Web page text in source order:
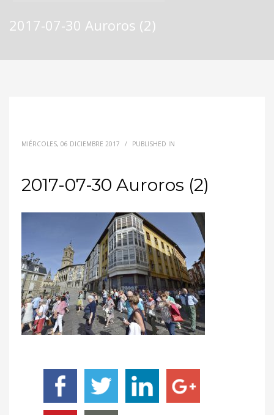
2017-07-30 Auroros (2)
MIÉRCOLES, 06 DICIEMBRE 2017 / PUBLISHED IN
2017-07-30 Auroros (2)